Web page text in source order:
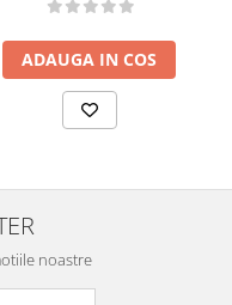
ADAUGA IN COS
noastre